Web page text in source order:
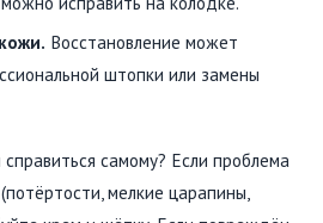
Восстановление может
штопки или замены
самому? Если проблема
мелкие царапины,